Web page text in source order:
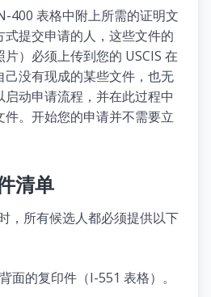
400 表格中附上所需的证明文
提交申请的人，这些文件的
）必须上传到您的 USCIS 在
没有现成的某些文件，也无
动申请流程，并在此过程中
。开始您的申请并不需要立
清单
，所有候选人都必须提供以下
面的复印件（I-551 表格）。